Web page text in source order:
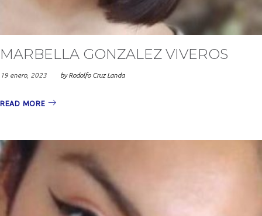
MARBELLA GONZALEZ VIVEROS
19 enero, 2023 byRodolfo Cruz Landa
READ MORE